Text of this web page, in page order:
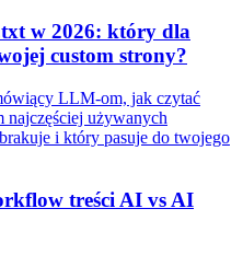
w 2026: który dla
custom strony?
LLM-om, jak czytać
najczęściej używanych
i który pasuje do twojego
treści AI vs AI